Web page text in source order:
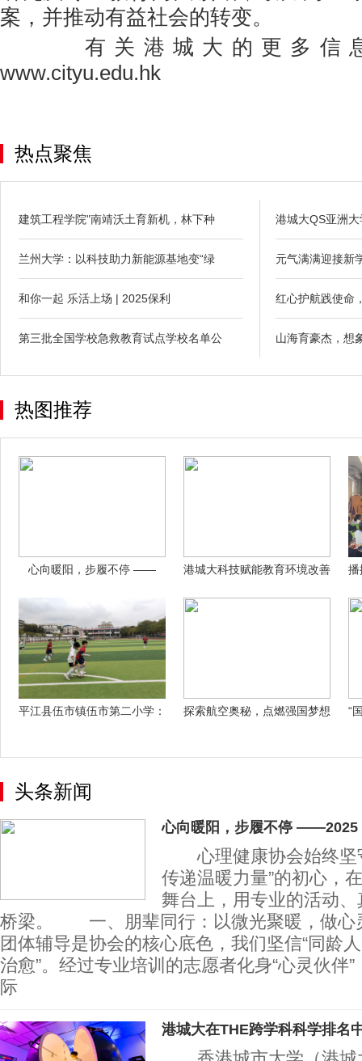
案，并推动有益社会的转变。
有关港城大的更多信
www.cityu.edu.hk
热点聚焦
建筑工程学院"南靖沃土育新机，林下种
兰州大学：以科技助力新能源基地变“绿
和你一起 乐活上场 | 2025保利
第三批全国学校急救教育试点学校名单公
港城大QS亚洲
元气满满迎接新
红心护航践使命
山海育豪杰，想
热图推荐
心向暖阳，步履不停 ——
港城大科技赋能教育环境改善
播
平江县伍市镇伍市第二小学：
探索航空奥秘，点燃强国梦想 “
头条新闻
心向暖阳，步履不停 ——2025
心理健康协会始终坚
传递温暖力量”的初心，
舞台上，用专业的活动
桥梁。 一、朋辈同行：以微光聚暖，做
团体辅导是协会的核心底色，我们坚信“同龄
治愈”。经过专业培训的志愿者化身“心灵伙伴
际
港城大在THE跨学科科学排名